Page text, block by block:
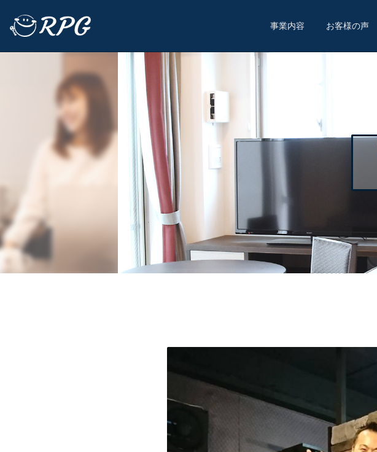
事業内容 お客様の声